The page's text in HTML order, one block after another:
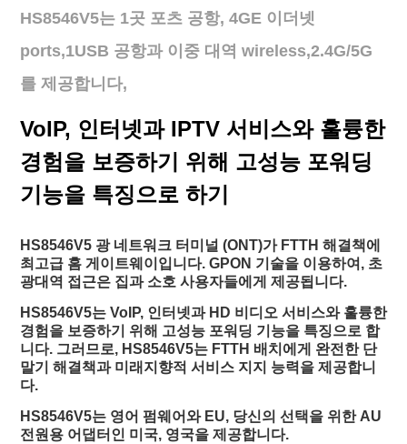
하
세
요
사
이
맵
PRIVACY
POLICY
HS8546V5는 1곳 포츠 공항, 4GE 이더넷
ports,1USB 공항과 이중 대역 wireless,2.4G/5G
를 제공합니다,
VoIP, 인터넷과 IPTV 서비스와 훌륭한
경험을 보증하기 위해 고성능 포워딩
기능을 특징으로 하기
HS8546V5 광 네트워크 터미널 (ONT)가 FTTH 해결책에
최고급 홈 게이트웨이입니다. GPON 기술을 이용하여, 초
광대역 접근은 집과 소호 사용자들에게 제공됩니다.
HS8546V5는 VoIP, 인터넷과 HD 비디오 서비스와 훌륭한
경험을 보증하기 위해 고성능 포워딩 기능을 특징으로 합
니다. 그러므로, HS8546V5는 FTTH 배치에게 완전한 단
말기 해결책과 미래지향적 서비스 지지 능력을 제공합니
다.
HS8546V5는 영어 펌웨어와 EU, 당신의 선택을 위한 AU
전원용 어댑터인 미국, 영국을 제공합니다.